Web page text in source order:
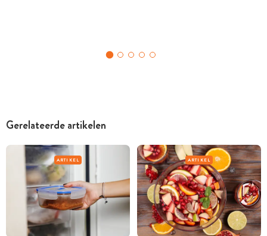
Gerelateerde artikelen
ARTIKEL ARTIKEL